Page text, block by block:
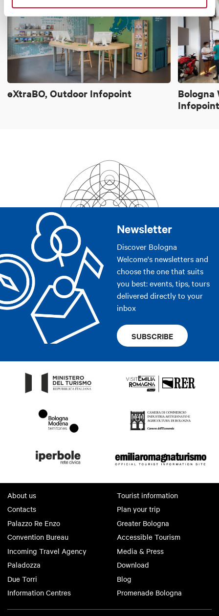
eXtraBO, Outdoor Infopoint
Bologna
Newsletter
Discover Bologna
Welcome's newsletters and
choose the one that suits
you best: events, tips, tours
delivered directly to your
inbox
SUBSCRIBE
About us
Contacts
Palazzo Re Enzo
Convention Bureau
Incoming Travel Agency
Paladozza
Due Torri
Information Centres
Tourist information
Plan your trip
Greater Bologna
Accessible Tourism
Media & Press
Download
Blog
Promenade Bologna